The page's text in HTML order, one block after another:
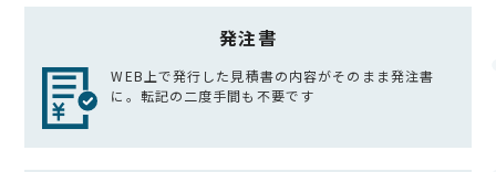
発注書
WEB上で発行した見積書の内容がそのまま発注書
に。転記の二度手間も不要です